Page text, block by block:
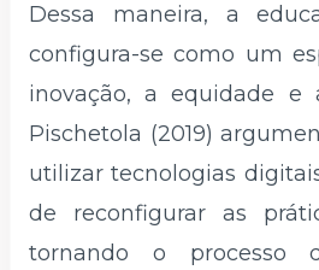
Dessa maneira, a
configura-se como um
inovação, a equidade e
Pischetola (2019)
utilizar tecnologias
de reconfigurar as
tornando o processo